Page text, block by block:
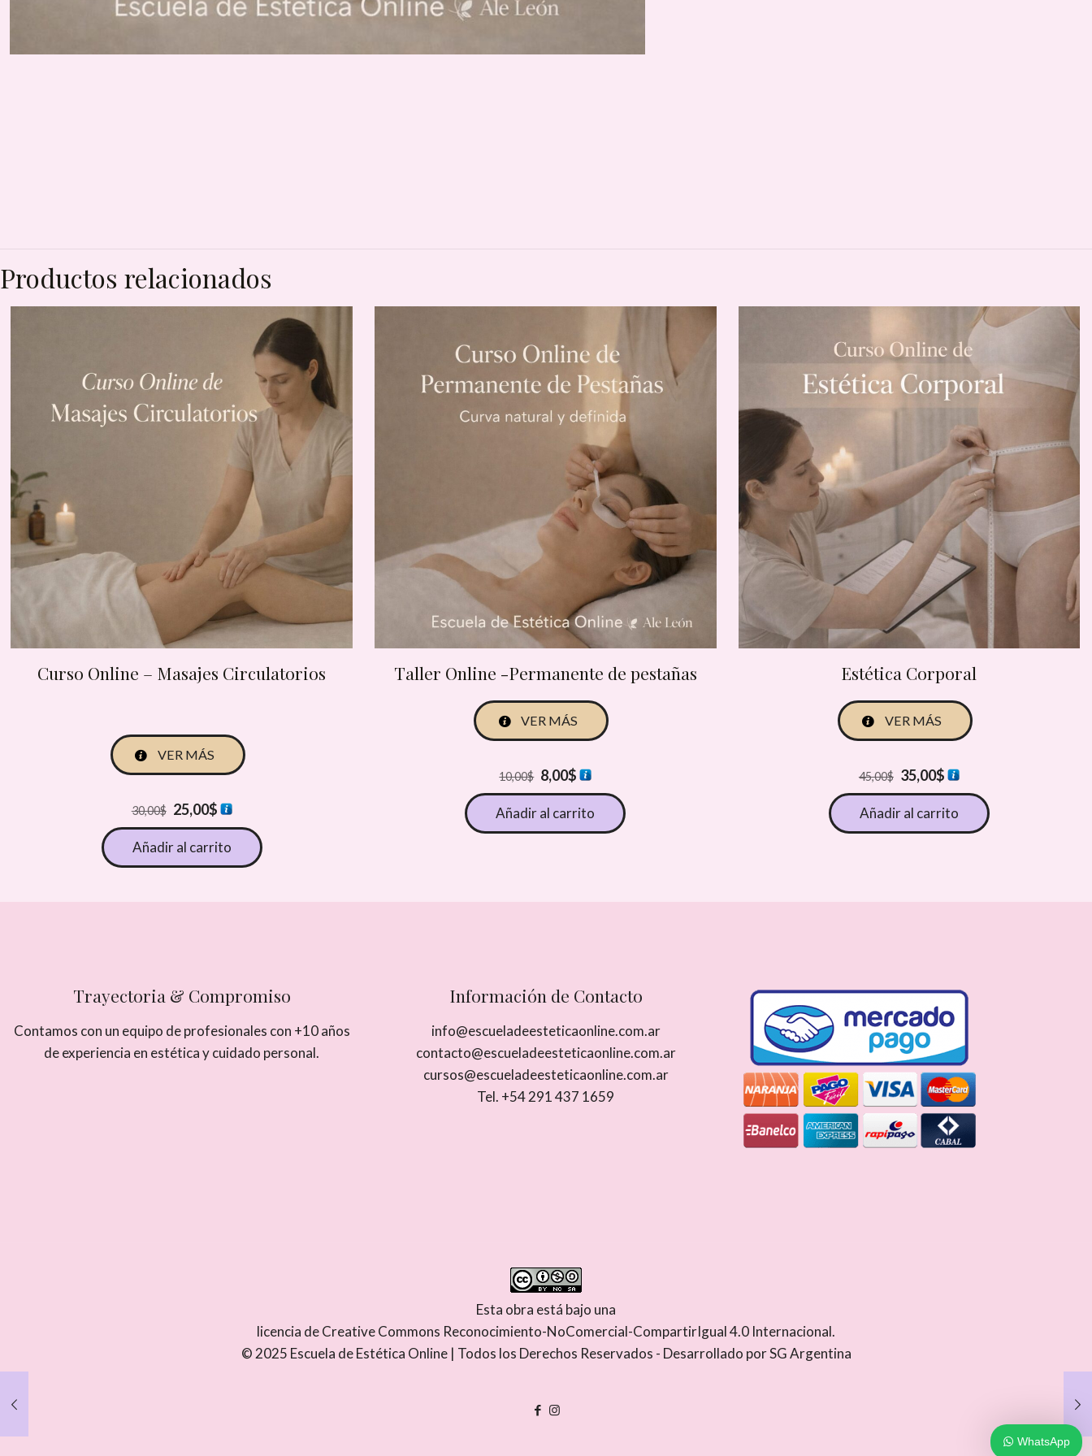
WhatsApp
Productos relacionados
Curso Online – Masajes Circulatorios
VER MÁS
30,00$ El
precio
original
25,00$El
precio
actual
Añadir al carrito
Taller Online -Permanente de pestañas
VER MÁS
10,00$ El
precio
original
8,00$El
precio
actual
Añadir al carrito
Estética Corporal
VER MÁS
45,00$ El
precio
original
35,00$El
precio
actual
Añadir al carrito
Trayectoria & Compromiso
Contamos con un equipo de profesionales con +10 años
de experiencia en estética y cuidado personal.
Información de Contacto
info@escueladeesteticaonline.com.ar
contacto@escueladeesteticaonline.com.ar
cursos@escueladeesteticaonline.com.ar
Tel. +54 291 437 1659
Esta obra está bajo una
licencia de Creative Commons Reconocimiento-NoComercial-CompartirIgual 4.0 Internacional.
© 2025 Escuela de Estética Online | Todos los Derechos Reservados - Desarrollado porSG Argentina